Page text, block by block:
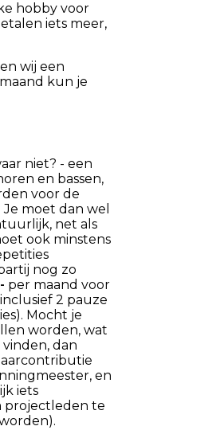
hobby voor
iets meer,
wij een
kun je
niet? - een
en bassen,
voor de
moet dan wel
net als
ook minstens
nog zo
per maand voor
2 pauze
Mocht je
worden, wat
dan
en
iets
projectleden te